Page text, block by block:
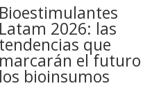
Bioestimulantes
Latam 2026: las
tendencias que
marcarán el
los bioinsumos